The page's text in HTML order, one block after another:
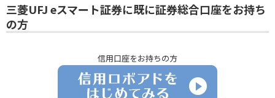
三菱UFJ eスマート証券に既に証券総合口座をお持ち
の方
信用口座をお持ちの方